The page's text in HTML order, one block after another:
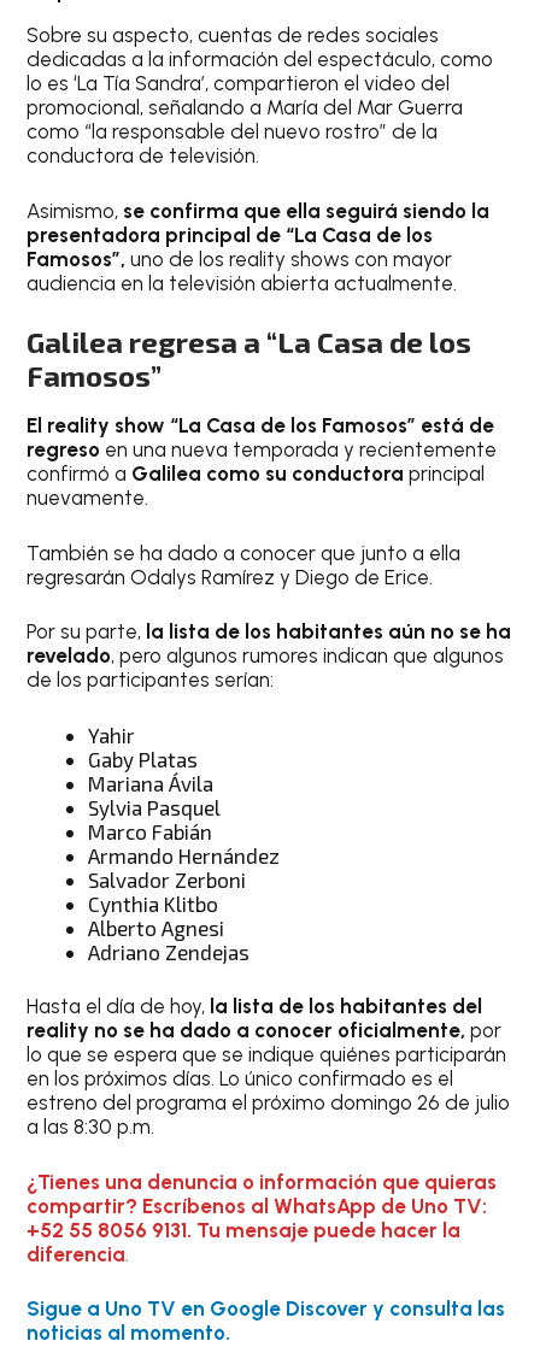
Sobre su aspecto, cuentas de redes sociales
dedicadas a la información del espectáculo, como
lo es ‘La Tía Sandra’, compartieron el video del
promocional, señalando a María del Mar Guerra
como “la responsable del nuevo rostro” de la
conductora de televisión.
Asimismo, se confirma que ella seguirá siendo la
presentadora principal de “La Casa de los
Famosos”, uno de los reality shows con mayor
audiencia en la televisión abierta actualmente.
Galilea regresa a “La Casa de los
Famosos”
El reality show “La Casa de los Famosos” está de
regreso en una nueva temporada y recientemente
confirmó a Galilea como su conductora principal
nuevamente.
También se ha dado a conocer que junto a ella
regresarán Odalys Ramírez y Diego de Erice.
Por su parte, la lista de los habitantes aún no se ha
revelado, pero algunos rumores indican que algunos
de los participantes serían:
Yahir
Gaby Platas
Mariana Ávila
Sylvia Pasquel
Marco Fabián
Armando Hernández
Salvador Zerboni
Cynthia Klitbo
Alberto Agnesi
Adriano Zendejas
Hasta el día de hoy, la lista de los habitantes del
reality no se ha dado a conocer oficialmente, por
lo que se espera que se indique quiénes participarán
en los próximos días. Lo único confirmado es el
estreno del programa el próximo domingo 26 de julio
a las 8:30 p.m.
¿Tienes una denuncia o información que quieras
compartir? Escríbenos al WhatsApp de Uno TV:
+52 55 8056 9131. Tu mensaje puede hacer la
diferencia.
Sigue a Uno TV en Google Discover y consulta las
noticias al momento.